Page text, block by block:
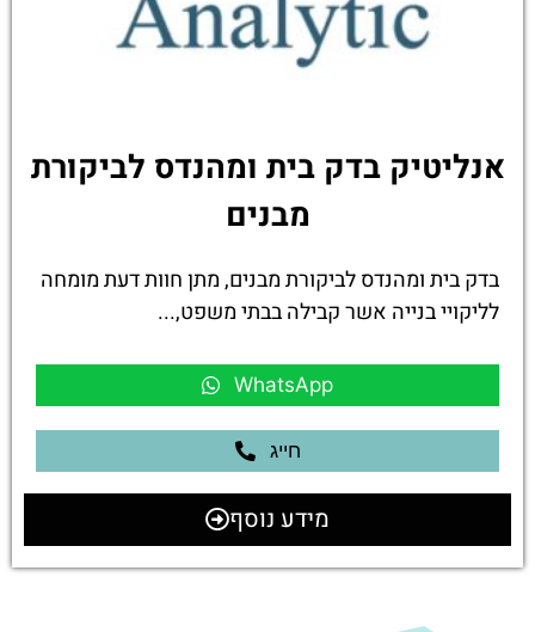
אנליטיק בדק בית ומהנדס לביקורת
מבנים
בדק בית ומהנדס לביקורת מבנים, מתן חוות דעת מומחה
לליקויי בנייה אשר קבילה בבתי משפט,...
WhatsApp
חייג
מידע נוסף